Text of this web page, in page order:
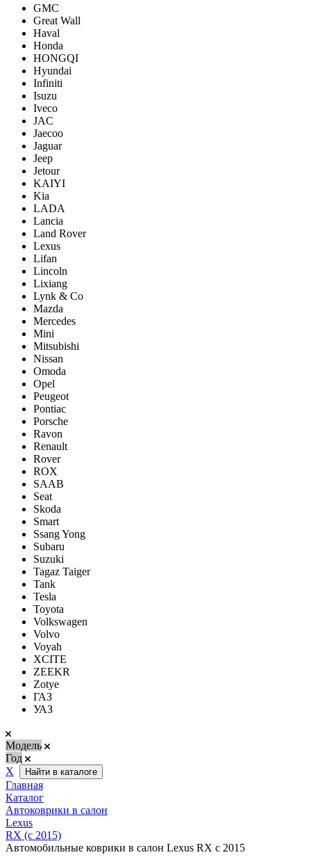
GMC
Great Wall
Haval
Honda
HONGQI
Hyundai
Infiniti
Isuzu
Iveco
JAC
Jaecoo
Jaguar
Jeep
Jetour
KAIYI
Kia
LADA
Lancia
Land Rover
Lexus
Lifan
Lincoln
Lixiang
Lynk & Co
Mazda
Mercedes
Mini
Mitsubishi
Nissan
Omoda
Opel
Peugeot
Pontiac
Porsсhe
Ravon
Renault
Rover
ROX
SAAB
Seat
Skoda
Smart
Ssang Yong
Subaru
Suzuki
Tagaz Taiger
Tank
Tesla
Toyota
Volkswagen
Volvo
Voyah
XCITE
ZEEKR
Zotye
ГАЗ
УАЗ
Модель
Год
Х
Найти в каталоге
Главная
Каталог
Автоковрики в салон
Lexus
RX (с 2015)
Автомобильные коврики в салон Lexus RX с 2015